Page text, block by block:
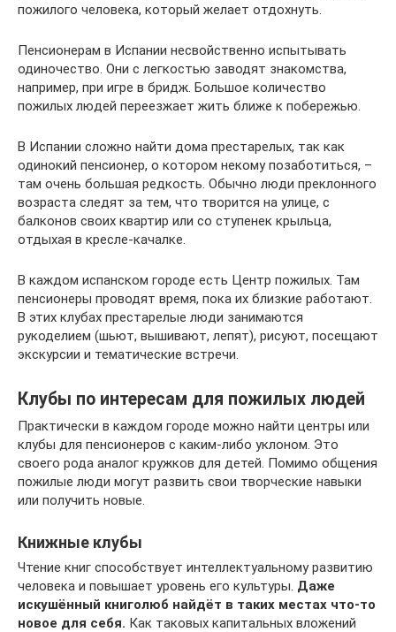
пожилого человека, который желает отдохнуть.
Пенсионерам в Испании несвойственно испытывать
одиночество. Они с легкостью заводят знакомства,
например, при игре в бридж. Большое количество
пожилых людей переезжает жить ближе к побережью.
В Испании сложно найти дома престарелых, так как
одинокий пенсионер, о котором некому позаботиться, –
там очень большая редкость. Обычно люди преклонного
возраста следят за тем, что творится на улице, с
балконов своих квартир или со ступенек крыльца,
отдыхая в кресле-качалке.
В каждом испанском городе есть Центр пожилых. Там
пенсионеры проводят время, пока их близкие работают.
В этих клубах престарелые люди занимаются
рукоделием (шьют, вышивают, лепят), рисуют, посещают
экскурсии и тематические встречи.
Клубы по интересам для пожилых людей
Практически в каждом городе можно найти центры или
клубы для пенсионеров с каким-либо уклоном. Это
своего рода аналог кружков для детей. Помимо общения
пожилые люди могут развить свои творческие навыки
или получить новые.
Книжные клубы
Чтение книг способствует интеллектуальному развитию
человека и повышает уровень его культуры. Даже
искушённый книголюб найдёт в таких местах что-то
новое для себя. Как таковых капитальных вложений